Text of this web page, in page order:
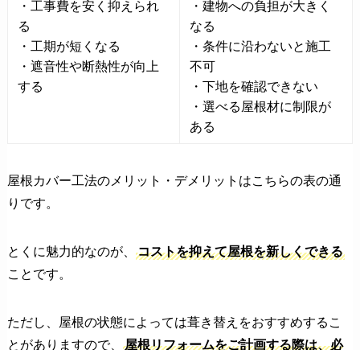
・工事費を安く抑えられ
る
・工期が短くなる
・遮音性や断熱性が向上
する
・建物への負担が大きく
なる
・条件に沿わないと施工
不可
・下地を確認できない
・選べる屋根材に制限が
ある
屋根カバー工法のメリット・デメリットはこちらの表の通
りです。
とくに魅力的なのが、
コストを抑えて屋根を新しくできる
ことです。
ただし、屋根の状態によっては葺き替えをおすすめするこ
とがありますので、
屋根リフォームをご計画する際は、必